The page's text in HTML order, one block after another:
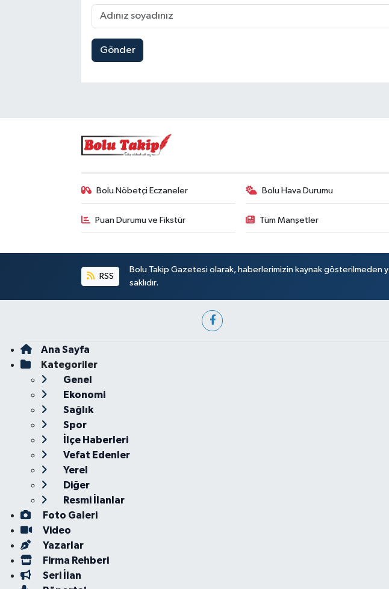
Gönder
Bolu Nöbetçi Eczaneler Bolu Hava Durumu
Puan Durumu ve Fikstür Tüm Manşetler
RSS
Bolu Takip Gazetesi olarak, haberlerimizin kaynak gösterilmeden
saklıdır.
Ana Sayfa
Kategoriler
Genel
Ekonomi
Sağlık
Spor
İlçe Haberleri
Vefat Edenler
Yerel
Diğer
Resmi İlanlar
Foto Galeri
Video
Yazarlar
Firma Rehberi
Seri İlan